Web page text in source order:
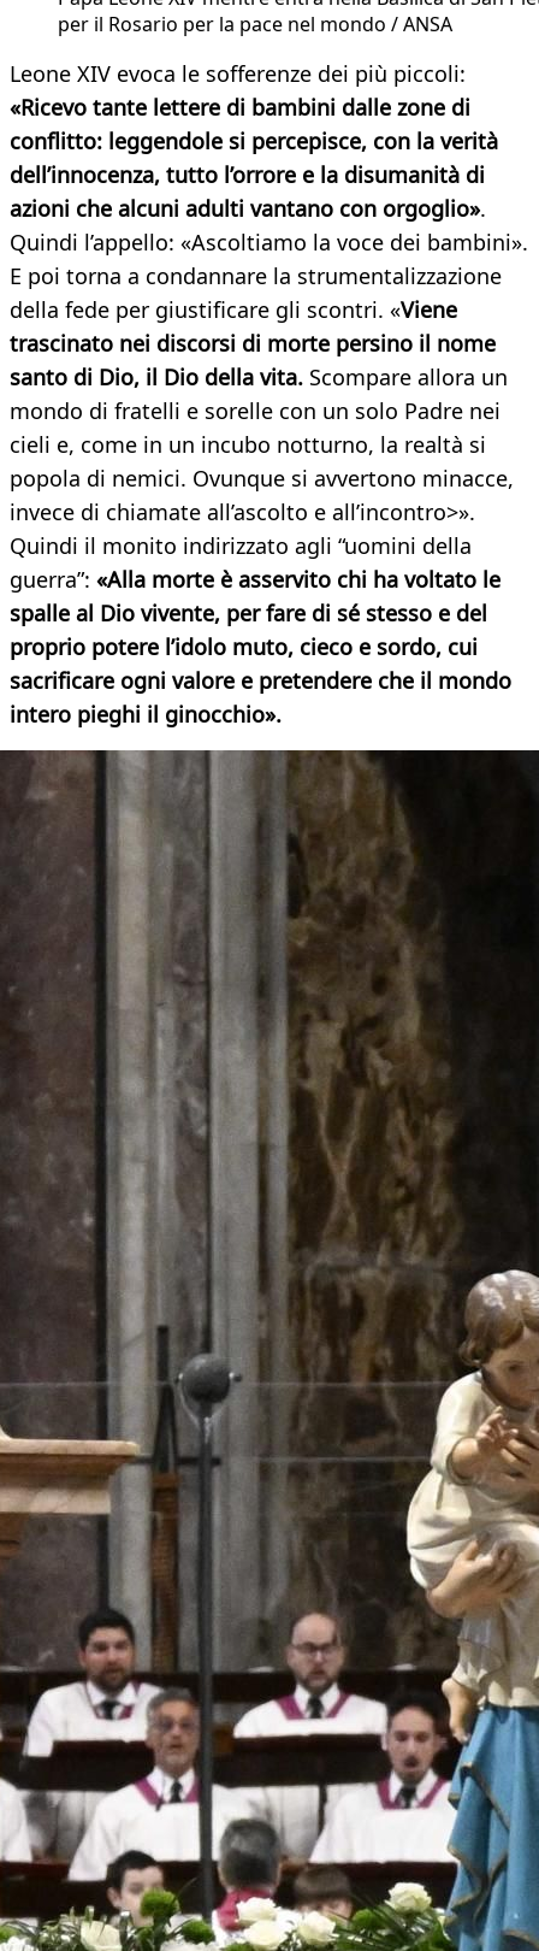
per il Rosario per la pace nel mondo / ANSA
Leone XIV evoca le sofferenze dei più piccoli:
«Ricevo tante lettere di bambini dalle zone di
conflitto: leggendole si percepisce, con la verità
dell’innocenza, tutto l’orrore e la disumanità di
azioni che alcuni adulti vantano con orgoglio».
Quindi l’appello: «Ascoltiamo la voce dei bambini».
E poi torna a condannare la strumentalizzazione
della fede per giustificare gli scontri. «Viene
trascinato nei discorsi di morte persino il nome
santo di Dio, il Dio della vita. Scompare allora un
mondo di fratelli e sorelle con un solo Padre nei
cieli e, come in un incubo notturno, la realtà si
popola di nemici. Ovunque si avvertono minacce,
invece di chiamate all’ascolto e all’incontro>».
Quindi il monito indirizzato agli “uomini della
guerra”: «Alla morte è asservito chi ha voltato le
spalle al Dio vivente, per fare di sé stesso e del
proprio potere l’idolo muto, cieco e sordo, cui
sacrificare ogni valore e pretendere che il mondo
intero pieghi il ginocchio».